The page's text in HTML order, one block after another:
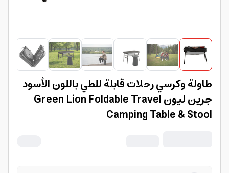
طاولة وكرسي رحلات قابلة للطي باللون الأسود
جرين ليون Green Lion Foldable Travel
Camping Table & Stool